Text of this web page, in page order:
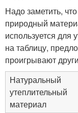
Надо заметить,
природный
используется для
на таблицу,
проигрывают
Натуральный
утеплительный
материал